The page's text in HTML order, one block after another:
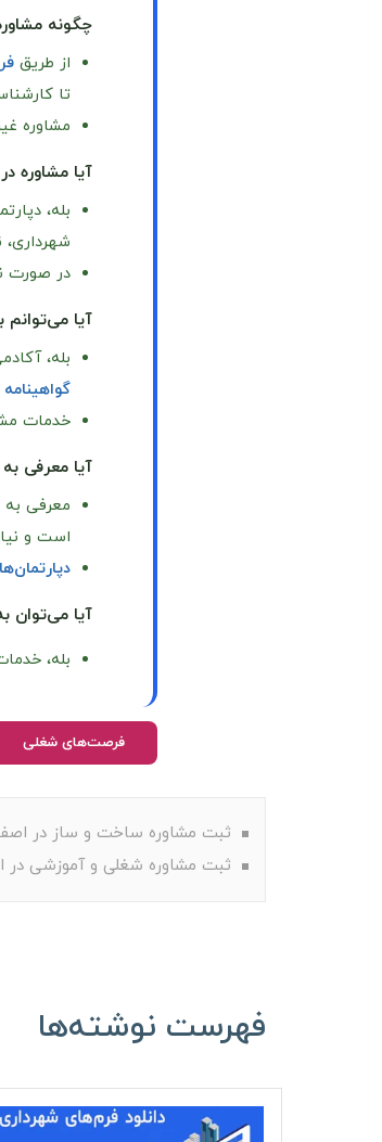
چگونه
از طریق
تا
مشاوره
آیا مشاوره
بله،
در صورت
آیا می‌توانم
بله،
خدمات
آیا معرفی
معرفی
است و
آیا می‌توان
بله،
فرصت‌های شغلی
ثبت مشاوره ساخت و ساز در
ثبت مشاوره شغلی و آموزشی در
فهرست نوشته‌ها